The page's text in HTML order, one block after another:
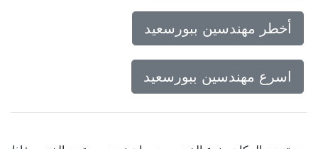
أخطر مهندسين ببورسعيد
اسرع مهندسين ببورسعيد